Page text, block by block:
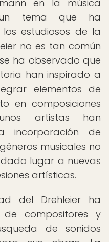
en la música
un tema que ha
estudiosos de la
no es tan común
ha observado que
han inspirado a
elementos de
en composiciones
artistas han
incorporación de
musicales no
lugar a nuevas
artísticas.
del Drehleier ha
compositores y
de sonidos